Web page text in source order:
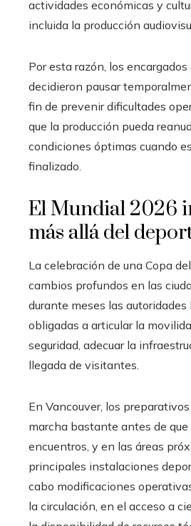
actividades económicas y
incluida la producción
Por esta razón, los encargados
decidieron pausar
fin de prevenir dificultades
que la producción pueda
condiciones óptimas cuando
finalizado.
El Mundial 2026
más allá del
La celebración de una Copa
cambios profundos en las
durante meses las autoridades
obligadas a articular la
seguridad, adecuar la
llegada de visitantes.
En Vancouver, los
marcha bastante antes de
encuentros, y en las áreas
principales instalaciones
cabo modificaciones
la circulación, en el acceso a